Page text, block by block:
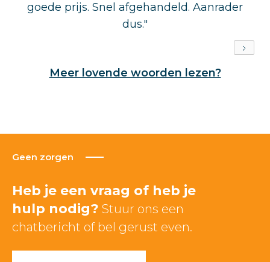
goede prijs. Snel afgehandeld. Aanrader
dus."
Meer lovende woorden lezen?
Geen zorgen
Heb je een vraag of heb je
hulp nodig? Stuur ons een
chatbericht of bel gerust even.